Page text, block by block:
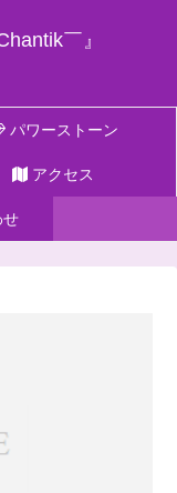
￣』
パワーストーン
アクセス
せ